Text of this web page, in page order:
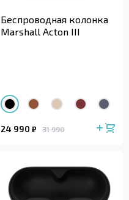
Беспроводная колонка
Marshall Acton III
24 990 ₽ 31 990